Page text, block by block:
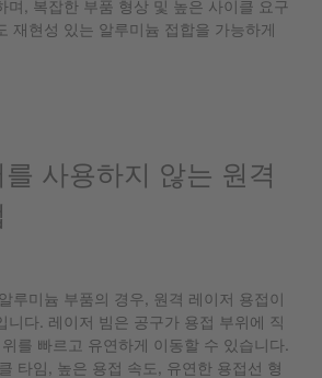
며, 복잡한 부품 형상 및 높은 사이클 요구
재현성 있는 알루미늄 접합을 가능하게
사용하지 않는 원격
루미늄 부품의 경우, 원격 레이저 용접이
니다. 레이저 빔은 공구가 용접 부위에 직
를 빠르고 유연하게 이동할 수 있습니다.
타임, 높은 용접 속도, 유연한 용접선 형